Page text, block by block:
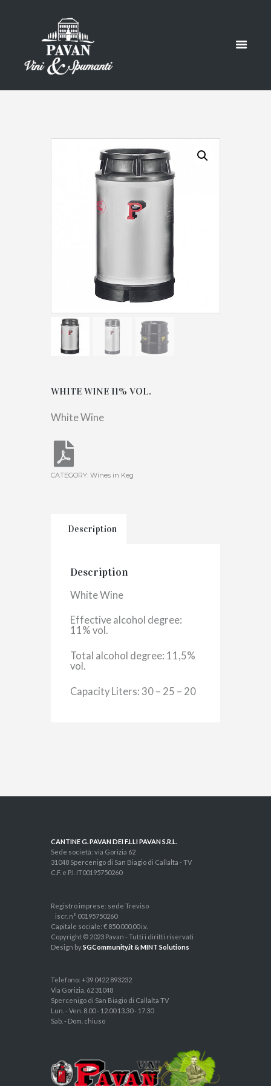
WHITE WINE 11% VOL.
White Wine
CATEGORY: Wines in Keg
Description
Description
White Wine
Effective alcohol degree:
11% vol.
Total alcohol degree: 11,5%
vol.
Capacity Liters: 30 – 25 – 20
CANTINE G. PAVAN DEI F.LLI PAVAN S.R.L.
Sede società: via Gorizia 62
31048 Spercenigo di San Biagio di Callalta - TV
C.F. e P.I. IT00195750260
Registro imprese: sede Treviso
iscr. n° 00195750260
Capitale sociale: € 850.000,00 i.v.
Copyright © 2023 Pavan - Tutti i diritti riservati
Design bySGCommunity.it & MINT Solutions
Telefono: +39 0422 893232
Via Gorizia, 62 31048
Spercenigo di San Biagio di Callalta TV
Lun. - Ven. 8.00 - 12.00 13.30 - 17.30
Sab. - Dom. chiuso